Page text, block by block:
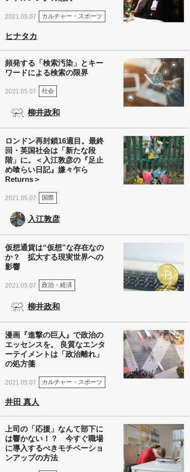
2021.05.07 カルチャー・スポーツ
ヒナタカ
頻発する「検索汚染」とキー
ワードによる検索の限界
2021.05.07 社会
柳井政和
ロンドン再封鎖16週目。最終
回・英国社会は「新たな段
階」に。＜入江敦彦の『足止
め喰らい日記』嫌々乍ら
Returns＞
2021.05.07 国際
入江敦彦
仮想通貨は“仮想”な存在なの
か？ 拡大する現実世界への
影響
2021.05.07 政治・経済
柳井政和
漫画『進撃の巨人』で政治の
エッセンスを。 良質なエンタ
ーテイメントは「政治離れ」
の処方箋
2021.05.07 カルチャー・スポーツ
井田 真人
上司の「応援」なんて部下に
は響かない！？ 今すぐ職場
に導入するべきモチベーショ
ンアップの方法